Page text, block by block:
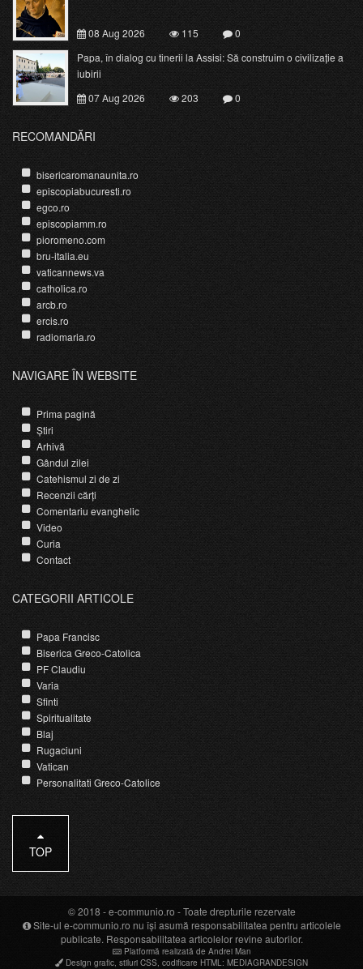
08 Aug 2026 115
0
Papa, în dialog cu tinerii la Assisi: Să construim o civilizație a
iubirii
07 Aug 2026
203 0
RECOMANDĂRI
bisericaromanaunita.ro
episcopiabucuresti.ro
egco.ro
episcopiamm.ro
pioromeno.com
bru-italia.eu
vaticannews.va
catholica.ro
arcb.ro
ercis.ro
radiomaria.ro
NAVIGARE ÎN WEBSITE
Prima pagină
Știri
Arhivă
Gândul zilei
Catehismul zi de zi
Recenzii cărți
Comentariu evanghelic
Video
Curia
Contact
CATEGORII ARTICOLE
Papa Francisc
Biserica Greco-Catolica
PF Claudiu
Varia
Sfinti
Spiritualitate
Blaj
Rugaciuni
Vatican
Personalitati Greco-Catolice
TOP
© 2018 -e-communio.ro - Toate drepturile rezervate
Site-ul e-communio.ro nu își asumă responsabilitatea pentru articolele
publicate. Responsabilitatea articolelor revine autorilor.
Platformă realizată de Andrei Man
Design grafic stiluri CSS codificare HTML : MEDIAGRANDESIGN